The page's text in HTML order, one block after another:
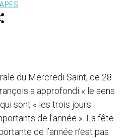
du Mercredi Saint, ce 28
a approfondi « le sens
sont « les trois jours
de l’année ». La fête
de l’année n’est pas